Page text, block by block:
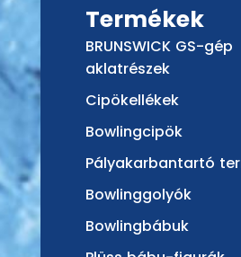
Termékek
BRUNSWICK GS-gép
aklatrészek
Cipökellékek
Bowlingcipök
Pályakarbantartó
Bowlinggolyók
Bowlingbábuk